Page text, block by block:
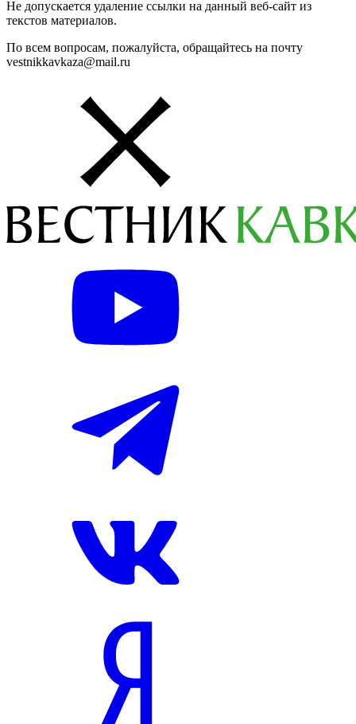
Не допускается удаление ссылки на данный веб-сайт из
текстов материалов.
По всем вопросам, пожалуйста, обращайтесь на почту
vestnikkavkaza@mail.ru